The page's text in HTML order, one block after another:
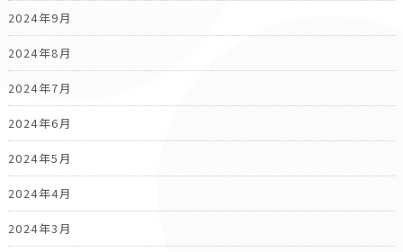
2024年9月
2024年8月
2024年7月
2024年6月
2024年5月
2024年4月
2024年3月